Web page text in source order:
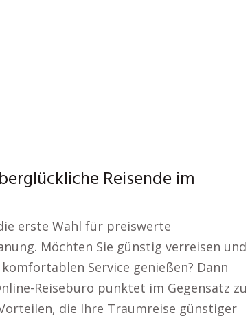
Reisende im
erste Wahl für preiswerte
Möchten Sie günstig verreisen und
Service genießen? Dann
Reisebüro punktet im Gegensatz zu
die Ihre Traumreise günstiger